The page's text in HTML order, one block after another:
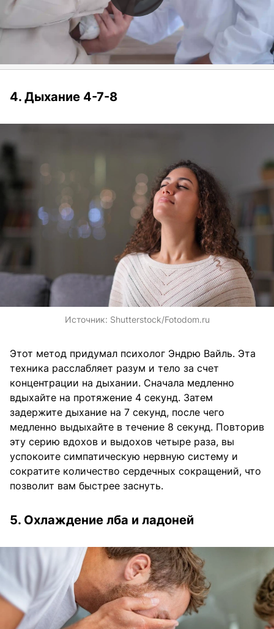
4. Дыхание 4-7-8
Источник: Shutterstock/Fotodom.ru
Этот метод придумал психолог Эндрю Вайль. Эта
техника расслабляет разум и тело за счет
концентрации на дыхании. Сначала медленно
вдыхайте на протяжение 4 секунд. Затем
задержите дыхание на 7 секунд, после чего
медленно выдыхайте в течение 8 секунд. Повторив
эту серию вдохов и выдохов четыре раза, вы
успокоите симпатическую нервную систему и
сократите количество сердечных сокращений, что
позволит вам быстрее заснуть.
5. Охлаждение лба и ладоней